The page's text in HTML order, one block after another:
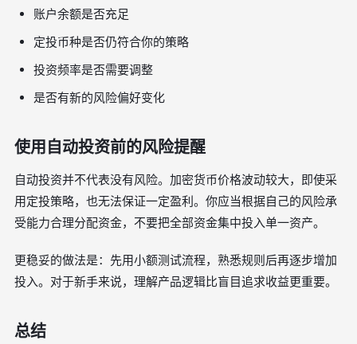
账户余额是否充足
定投币种是否仍符合你的策略
投资频率是否需要调整
是否有新的风险偏好变化
使用自动投资前的风险提醒
自动投资并不代表没有风险。加密货币价格波动较大，即使采
用定投策略，也无法保证一定盈利。你应当根据自己的风险承
受能力合理分配资金，不要把全部资金集中投入单一资产。
更稳妥的做法是：先用小额测试流程，熟悉规则后再逐步增加
投入。对于新手来说，理解产品逻辑比盲目追求收益更重要。
总结